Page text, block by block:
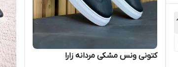
کتونی ونس مشکی مردانه زارا